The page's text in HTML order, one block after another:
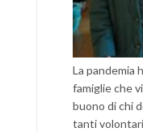
La pandemia
famiglie che
buono di chi
tanti